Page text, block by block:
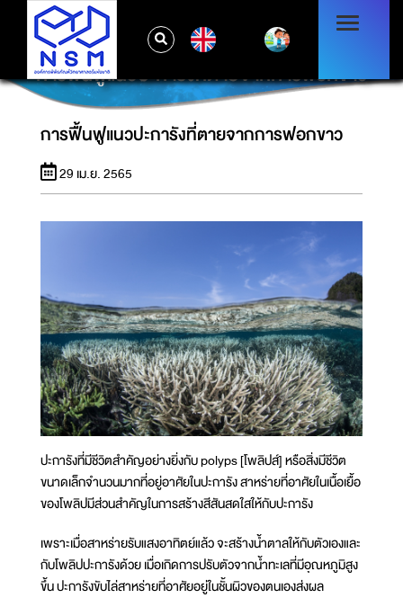
การฟื้นฟูแนวปะการังที่ตายจากการฟอกขาว
การฟื้นฟูแนวปะการังที่ตายจากการฟอกขาว
29 เม.ย. 2565
ปะการังที่มีชีวิตสำคัญอย่างยิ่งกับ polyps [โพลิปส์] หรือสิ่งมีชีวิต
ขนาดเล็กจำนวนมากที่อยู่อาศัยในปะการัง สาหร่ายที่อาศัยในเนื้อเยื้อ
ของโพลิปมีส่วนสำคัญในการสร้างสีสันสดใสให้กับปะการัง
เพราะเมื่อสาหร่ายรับแสงอาทิตย์แล้ว จะสร้างน้ำตาลให้กับตัวเองและ
กับโพลิปปะการังด้วย เมื่อเกิดการปรับตัวจากน้ำทะเลที่มีอุณหภูมิสูง
ขึ้น ปะการังขับไล่สาหร่ายที่อาศัยอยู่ในชั้นผิวของตนเองส่งผล